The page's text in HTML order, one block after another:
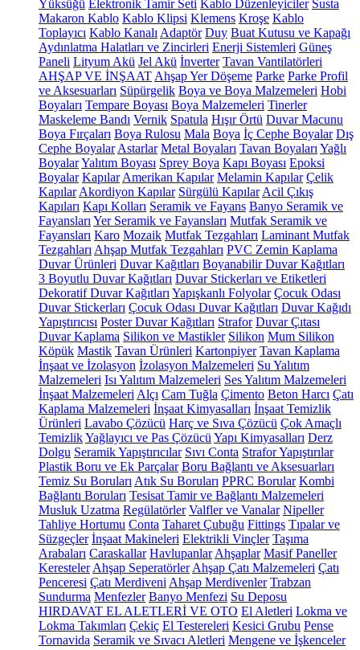
Yüksüğü Elektronik Tamir Seti Kablo Düzenleyiciler Susta
Makaron Kablo Kablo Klipsi Klemens Kroşe Kablo
Toplayıcı Kablo Kanalı Adaptör Duy Buat Kutusu ve Kapağı
Aydınlatma Halatları ve Zincirleri Enerji Sistemleri Güneş
Paneli Lityum Akü Jel Akü İnverter Tavan Vantilatörleri
AHŞAP VE İNŞAAT Ahşap Yer Döşeme Parke Parke Profil
ve Aksesuarları Süpürgelik Boya ve Boya Malzemeleri Hobi
Boyaları Tempare Boyası Boya Malzemeleri Tinerler
Maskeleme Bandı Vernik Spatula Hışır Örtü Duvar Macunu
Boya Fırçaları Boya Rulosu Mala Boya İç Cephe Boyalar Dış
Cephe Boyalar Astarlar Metal Boyaları Tavan Boyaları Yağlı
BoyalarYalıtım Boyası Sprey Boya Kapı Boyası Epoksi
Boyalar Kapılar Amerikan Kapılar Melamin Kapılar Çelik
Kapılar Akordiyon Kapılar Sürgülü Kapılar Acil Çıkış
Kapıları Kapı Kolları Seramik ve Fayans Banyo Seramik ve
Fayansları Yer Seramik ve Fayansları Mutfak Seramik ve
Fayansları Karo Mozaik Mutfak Tezgahları Laminant Mutfak
Tezgahları Ahşap Mutfak Tezgahları PVC Zemin Kaplama
Duvar Ürünleri Duvar Kağıtları Boyanabilir Duvar Kağıtları
3 Boyutlu Duvar Kağıtları Duvar Stickerları ve Etiketleri
Dekoratif Duvar Kağıtları Yapışkanlı Folyolar Çocuk Odası
Duvar Stickerları Çocuk Odası Duvar Kağıtları Duvar Kağıdı
Yapıştırıcısı Poster Duvar Kağıtları Strafor Duvar Çıtası
Duvar Kaplama Silikon ve Mastikler Silikon Mum Silikon
Köpük Mastik Tavan Ürünleri Kartonpiyer Tavan Kaplama
İnşaat ve İzolasyon İzolasyon Malzemeleri Su Yalıtım
Malzemeleri Isı Yalıtım Malzemeleri Ses Yalıtım Malzemeleri
İnşaat Malzemeleri Alçı Cam Tuğla Çimento Beton Harcı Çatı
Kaplama Malzemeleri İnşaat Kimyasalları İnşaat Temizlik
Ürünleri Lavabo Çözücü Harç ve Sıva Çözücü Çok Amaçlı
TemizlikYağlayıcı ve Pas Çözücü Yapı Kimyasalları Derz
Dolgu Seramik Yapıştırıcılar Sıvı Conta Strafor Yapıştırılar
Plastik Boru ve Ek Parçalar Boru Bağlantı ve Aksesuarları
Temiz Su Boruları Atık Su Boruları PPRC Borular Kombi
Bağlantı Boruları Tesisat Tamir ve Bağlantı Malzemeleri
Musluk Uzatma Regülatörler Valfler ve Vanalar Nipeller
Tahliye Hortumu Conta Taharet Çubuğu Fittings Tıpalar ve
Süzgeçler İnşaat Makineleri Elektrikli Vinçler Taşıma
Arabaları Caraskallar Havlupanlar Ahşaplar Masif Paneller
Keresteler Ahşap Seperatörler Ahşap Çatı Malzemeleri Çatı
Penceresi Çatı Merdiveni Ahşap Merdivenler Trabzan
Sundurma Menfezler Banyo Menfezi Su Deposu
HIRDAVAT EL ALETLERİ VE OTO El Aletleri Lokma ve
Lokma Takımları Çekiç El Testereleri Kesici Grubu Pense
Tornavida Seramik ve Sıvacı Aletleri Mengene ve İşkenceler